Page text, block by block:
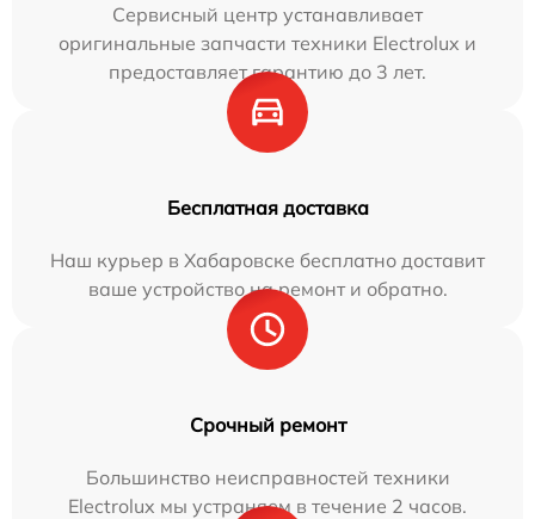
Сервисный центр устанавливает
оригинальные запчасти техники Electrolux и
предоставляет гарантию до 3 лет.
Бесплатная доставка
Наш курьер в Хабаровске бесплатно доставит
ваше устройство на ремонт и обратно.
Срочный ремонт
Большинство неисправностей техники
Electrolux мы устраняем в течение 2 часов.